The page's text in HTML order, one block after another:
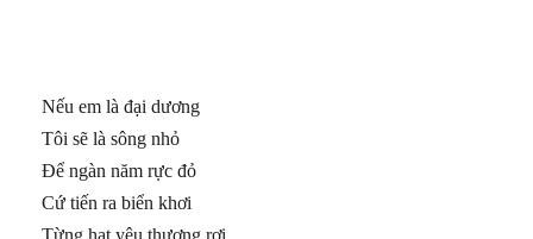
Nếu em là đại dương
Tôi sẽ là sông nhỏ
Để ngàn năm rực đỏ
Cứ tiến ra biển khơi
Từng hạt yêu thương rơi